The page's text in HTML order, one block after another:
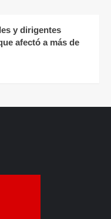
y dirigentes
afectó a más de